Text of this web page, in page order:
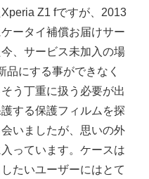
Z1 fですが、2013
ータイ補償お届けサー
、サービス未加入の場
品にする事ができなく
う丁重に扱う必要が出
する保護フィルムを探
いましたが、思いの外
っています。ケースは
たいユーザーにはとて